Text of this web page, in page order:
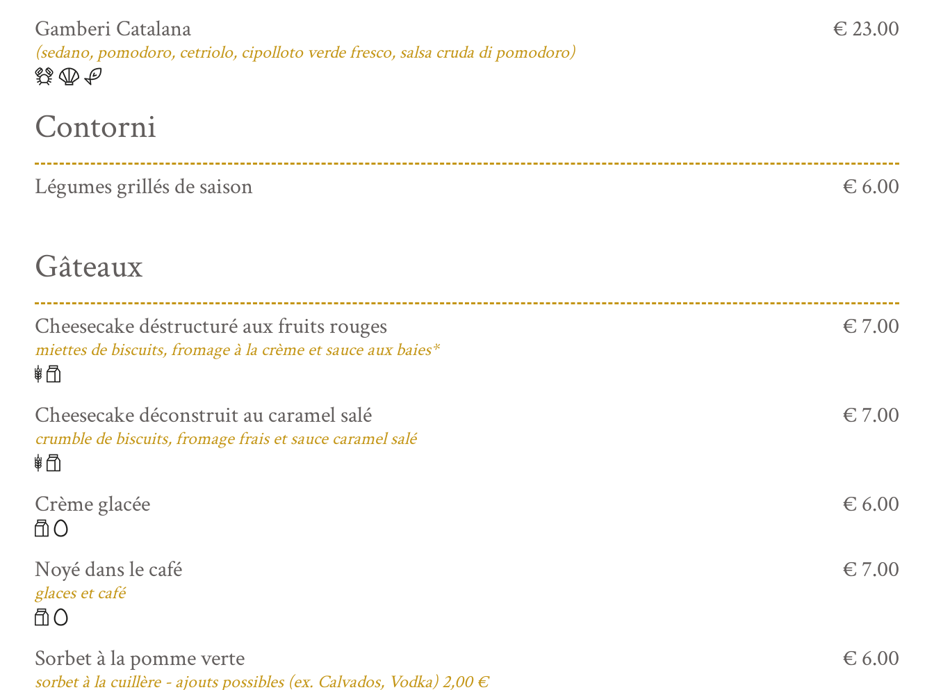
Gamberi Catalana
(sedano, pomodoro, cetriolo, cipolloto verde fresco, salsa cruda di pomodoro)
€ 23.00
Contorni
Légumes grillés de saison € 6.00
Gâteaux
Cheesecake déstructuré aux fruits rouges
miettes de biscuits, fromage à la crème et sauce aux baies*
€ 7.00
Cheesecake déconstruit au caramel salé
crumble de biscuits, fromage frais et sauce caramel salé
€ 7.00
Crème glacée € 6.00
Noyé dans le café
glaces et café
€ 7.00
Sorbet à la pomme verte
sorbet à la cuillère - ajouts possibles (ex. Calvados, Vodka) 2,00 €
€ 6.00